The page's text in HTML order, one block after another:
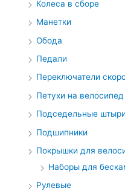
Колеса в сборе
Манетки
Обода
Педали
Переключатели
Петухи на велосипед
Подседельные штыри
Подшипники
Покрышки для
Наборы для
Рулевые